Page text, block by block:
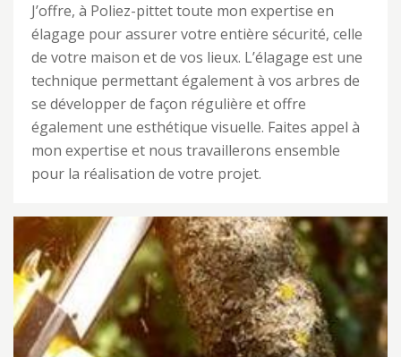
J’offre, à Poliez-pittet toute mon expertise en
élagage pour assurer votre entière sécurité, celle
de votre maison et de vos lieux. L’élagage est une
technique permettant également à vos arbres de
se développer de façon régulière et offre
également une esthétique visuelle. Faites appel à
mon expertise et nous travaillerons ensemble
pour la réalisation de votre projet.